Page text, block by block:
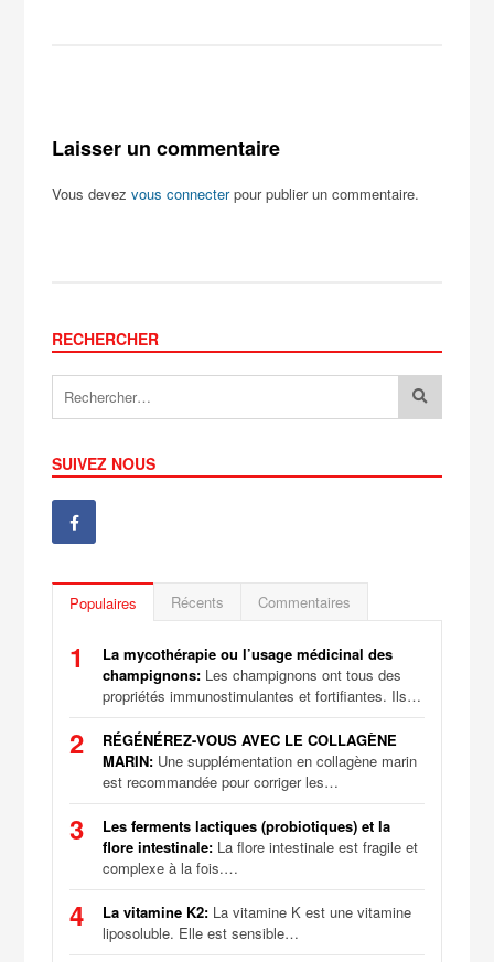
Laisser un commentaire
Vous devezvous connecterpour publier un commentaire.
RECHERCHER
SUIVEZ NOUS
Populaires Récents Commentaires
1
La mycothérapie ou l’usage médicinal des
champignons: Les champignons ont tous des
propriétés immunostimulantes et fortifiantes. Ils…
2
RÉGÉNÉREZ-VOUS AVEC LE COLLAGÈNE
MARIN: Une supplémentation en collagène marin
est recommandée pour corriger les…
3
Les ferments lactiques (probiotiques) et la
flore intestinale: La flore intestinale est fragile et
complexe à la fois.…
4 La vitamine K2: La vitamine K est une vitamine
liposoluble. Elle est sensible…